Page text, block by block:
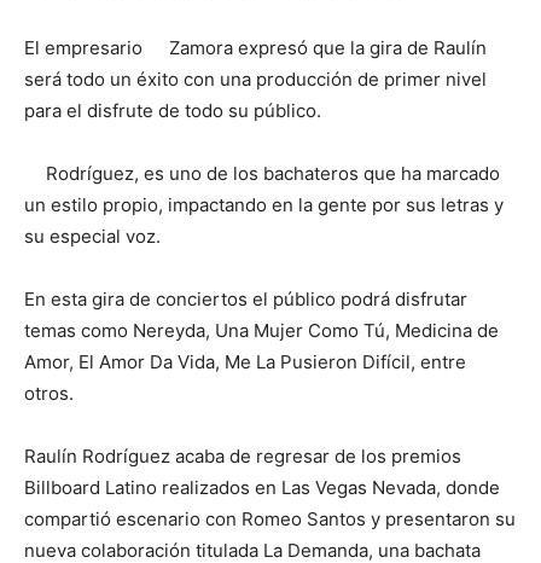
El empresario Zamora expresó que la gira de Raulín
será todo un éxito con una producción de primer nivel
para el disfrute de todo su público.
Rodríguez, es uno de los bachateros que ha marcado
un estilo propio, impactando en la gente por sus letras y
su especial voz.
En esta gira de conciertos el público podrá disfrutar
temas como Nereyda, Una Mujer Como Tú, Medicina de
Amor, El Amor Da Vida, Me La Pusieron Difícil, entre
otros.
Raulín Rodríguez acaba de regresar de los premios
Billboard Latino realizados en Las Vegas Nevada, donde
compartió escenario con Romeo Santos y presentaron su
nueva colaboración titulada La Demanda, una bachata